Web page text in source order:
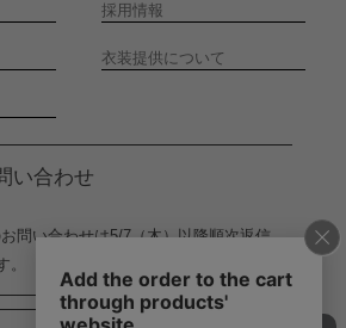
採用情報
衣装提供について
い合わせ
問い合わせは5/7（木）以降順次返信
。